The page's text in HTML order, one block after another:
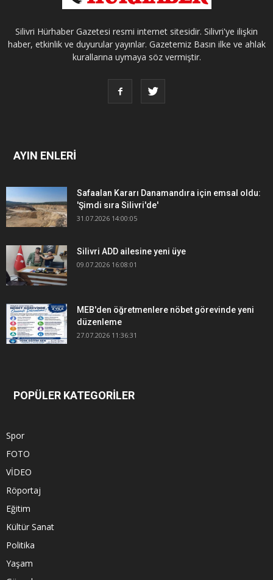
Silivri Hürhaber Gazetesi resmi internet sitesidir. Silivri'ye ilişkin
haber, etkinlik ve duyurular yayınlar. Gazetemiz Basın ilke ve ahlak
kurallarına uymaya söz vermiştir.
AYIN ENLERİ
Safaalan Kararı Danamandıra için emsal oldu:
'Şimdi sıra Silivri'de'
31.07.2026 14:00:05
Silivri ADD ailesine yeni üye
09.07.2026 16:08:01
MEB'den öğretmenlere nöbet görevinde yeni
düzenleme
27.07.2026 11:36:31
POPÜLER KATEGORİLER
Spor
FOTO
VİDEO
Röportaj
Eğitim
Kültür Sanat
Politika
Yaşam